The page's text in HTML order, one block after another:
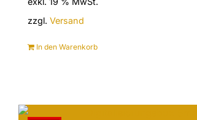
war:
755,00 €
zzgl. Versand
In den Warenkorb